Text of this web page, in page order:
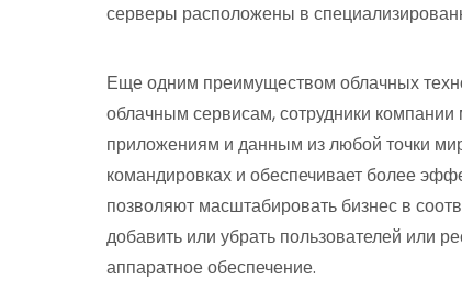
серверы расположены в
Еще одним преимуществом облачных
облачным сервисам, сотрудники
приложениям и данным из любой точки
командировках и обеспечивает более
позволяют масштабировать бизнес в
добавить или убрать пользователей или
аппаратное обеспечение.